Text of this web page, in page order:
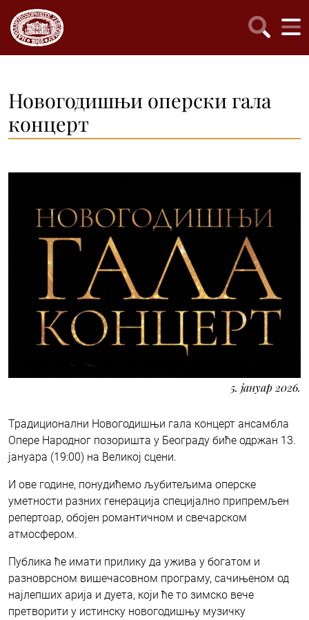
Новогодишњи оперски гала
концерт
5. јануар 2026.
Традиционални Новогодишњи гала концерт ансамбла
Опере Народног позоришта у Београду биће одржан 13.
јануара (19:00) на Великој сцени.
И ове године, понудићемо љубитељима оперске
уметности разних генерација специјално припремљен
репертоар, обојен романтичном и свечарском
атмосфером.
Публика ће имати прилику да ужива у богатом и
разноврсном вишечасовном програму, сачињеном од
најлепших арија и дуета, који ће то зимско вече
претворити у истинску новогодишњу музичку